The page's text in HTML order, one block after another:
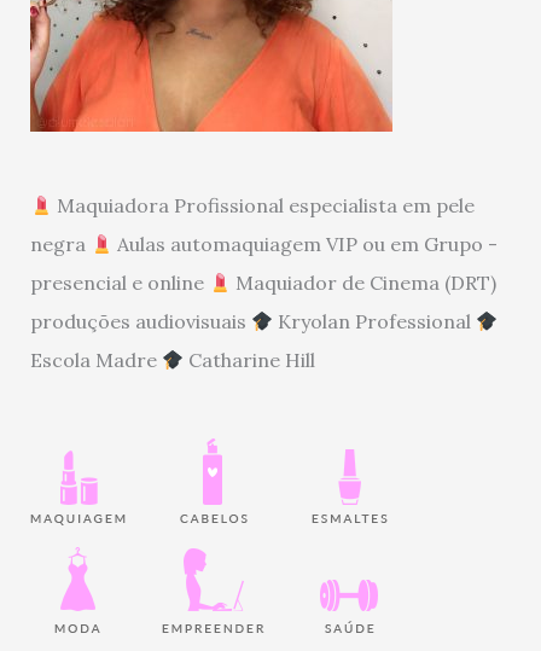
Maquiadora Profissional especialista em pele
negra
Aulas automaquiagem VIP ou em Grupo -
presencial e online
Maquiador de Cinema (DRT)
produções audiovisuais
Kryolan Professional
Escola Madre
Catharine Hill